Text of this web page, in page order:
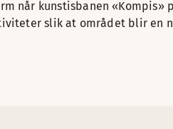
når kunstisbanen
slik at området blir en